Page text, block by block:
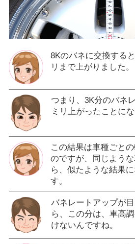
8Kのバネに交換する
リまで上がりました。
つまり、3K分のバネ
ミリ上がったことにな
この結果は車種ごと
のですが、同じよう
ら、似たような結果
す。
バネレートアップが
ら、この分は、車高
けないんですね。